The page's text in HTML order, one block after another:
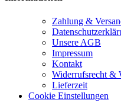
Zahlung &
Unsere AGB
Impressum
Kontakt
Widerrufsrecht &
Lieferzeit
Cookie Einstellungen